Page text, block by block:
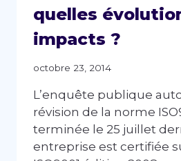
quelles
impacts ?
octobre 23, 2014
L’enquête publique
révision de la norme
terminée le 25 juillet
entreprise est certifiée